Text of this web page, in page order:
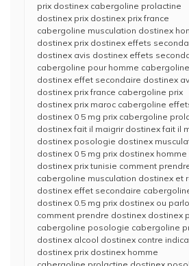
prix dostinex cabergoline prolactine
dostinex prix dostinex prix france
cabergoline musculation dostinex
dostinex prix dostinex effets
dostinex avis dostinex effets
cabergoline pour homme
dostinex effet secondaire dostinex
dostinex prix france cabergoline prix
dostinex prix maroc cabergoline
dostinex 0 5 mg prix cabergoline
dostinex fait il maigrir dostinex fait il
dostinex posologie dostinex
dostinex 0 5 mg prix dostinex homme
dostinex prix tunisie comment
cabergoline musculation dostinex et
dostinex effet secondaire
dostinex 0.5 mg prix dostinex ou
comment prendre dostinex dostinex
cabergoline posologie cabergoline
dostinex alcool dostinex contre
dostinex prix dostinex homme